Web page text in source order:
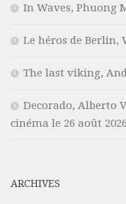
In Waves, Phuong
Le héros de Berlin,
The last viking,
Decorado, Alberto
cinéma le 26 août 2026
ARCHIVES